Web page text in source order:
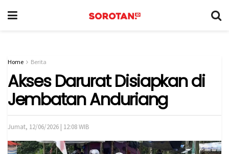
Home Berita
Akses Darurat Disiapkan di
Jembatan Anduriang
Jumat, 12/06/2026 | 12:08 WIB